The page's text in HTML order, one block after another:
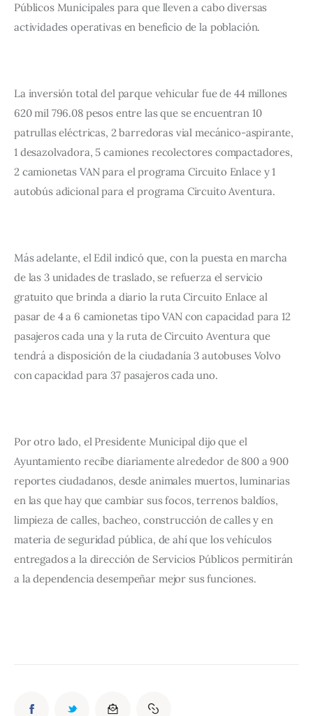
Públicos Municipales para que lleven a cabo diversas
actividades operativas en beneficio de la población.
La inversión total del parque vehicular fue de 44 millones
620 mil 796.08 pesos entre las que se encuentran 10
patrullas eléctricas, 2 barredoras vial mecánico-aspirante,
1 desazolvadora, 5 camiones recolectores compactadores,
2 camionetas VAN para el programa Circuito Enlace y 1
autobús adicional para el programa Circuito Aventura.
Más adelante, el Edil indicó que, con la puesta en marcha
de las 3 unidades de traslado, se refuerza el servicio
gratuito que brinda a diario la ruta Circuito Enlace al
pasar de 4 a 6 camionetas tipo VAN con capacidad para 12
pasajeros cada una y la ruta de Circuito Aventura que
tendrá a disposición de la ciudadanía 3 autobuses Volvo
con capacidad para 37 pasajeros cada uno.
Por otro lado, el Presidente Municipal dijo que el
Ayuntamiento recibe diariamente alrededor de 800 a 900
reportes ciudadanos, desde animales muertos, luminarias
en las que hay que cambiar sus focos, terrenos baldíos,
limpieza de calles, bacheo, construcción de calles y en
materia de seguridad pública, de ahí que los vehículos
entregados a la dirección de Servicios Públicos permitirán
a la dependencia desempeñar mejor sus funciones.